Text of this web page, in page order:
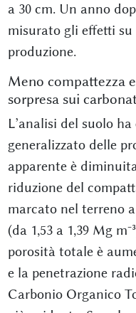
a 30 cm. Un anno
misurato gli effetti
produzione.
Meno compattezza
sorpresa sui
L’analisi del suolo
generalizzato delle
apparente è
riduzione del
marcato nel terreno
(da 1,53 a 1,39 Mg
porosità totale è
e la penetrazione
Carbonio Organico